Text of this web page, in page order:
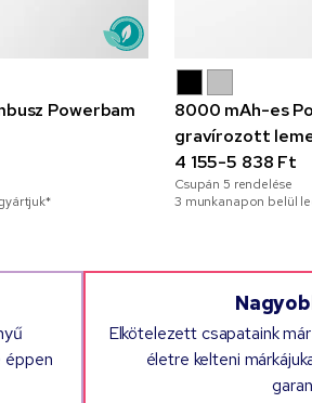
Powerbam
8000 mAh-es
gravírozott
4 155-5 838 Ft
Csupán5 rendelése
3 munkanapon belül
éppen
Elkötelezett csapataink
életre kelteni